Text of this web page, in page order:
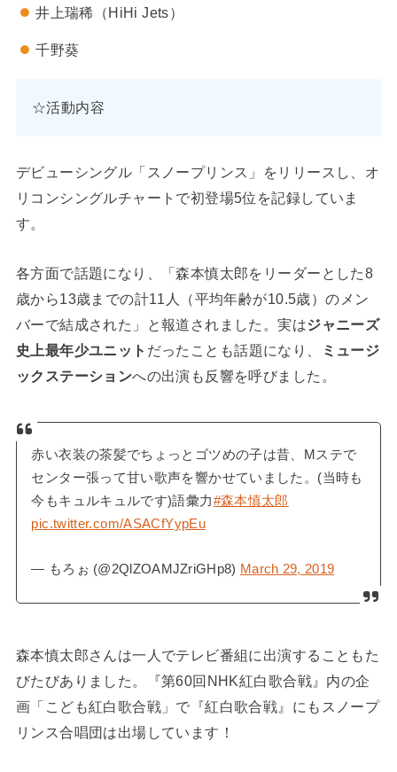
井上瑞稀（HiHi Jets）
千野葵
☆活動内容
デビューシングル「スノープリンス」をリリースし、オ
リコンシングルチャートで初登場5位を記録していま
す。
各方面で話題になり、「森本慎太郎をリーダーとした8
歳から13歳までの計11人（平均年齢が10.5歳）のメン
バーで結成された」と報道されました。実はジャニーズ
史上最年少ユニット だったことも話題になり、
ミュージ
ックステーションへの出演も反響を呼びました。
赤い衣装の茶髪でちょっとゴツめの子は昔、Mステで
センター張って甘い歌声を響かせていました。(当時も
今もキュルキュルです)語彙力#森本慎太郎
pic.twitter.com/ASACfYypEu
— もろぉ (@2QlZOAMJZriGHp8) March 29, 2019
森本慎太郎さんは一人でテレビ番組に出演することもた
びたびありました。『第60回NHK紅白歌合戦』内の企
画「こども紅白歌合戦」で『紅白歌合戦』にもスノープ
リンス合唱団は出場しています！